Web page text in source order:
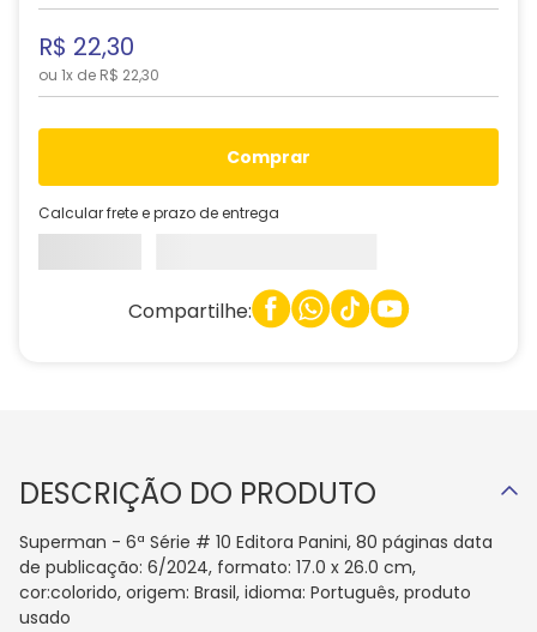
R$ 22,30
ou 1x de R$ 22,30
comprar
Calcular frete e prazo de entrega
Compartilhe:
DESCRIÇÃO DO PRODUTO
Superman - 6ª Série # 10 Editora Panini, 80 páginas data
de publicação: 6/2024, formato: 17.0 x 26.0 cm,
cor:colorido, origem: Brasil, idioma: Português, produto
usado